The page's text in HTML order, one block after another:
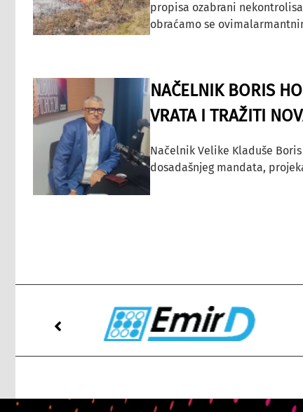
propisa ozabrani
obraćamo se
NAČELNIK BORIS
VRATA I TRAŽITI
Načelnik Velike Kladuše
dosadašnjeg mandata,